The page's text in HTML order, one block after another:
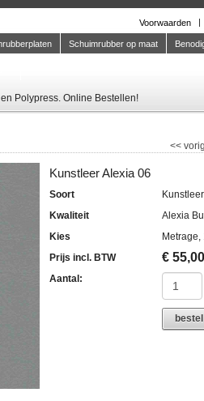
Voorwaarden
Polypress. Online Bestellen!
Schuimrubber op maat
<<
Kunstleer Alexia 06
Soort
Kwaliteit
Alexia
Kies
Metrage,
Prijs incl. BTW
€ 55,00
Aantal:
bestel